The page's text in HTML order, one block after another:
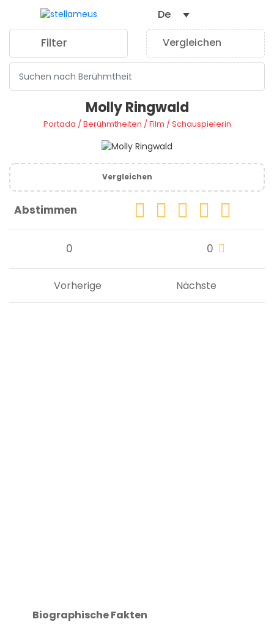
Filter Vergleichen
De
Molly Ringwald
Portada /Berühmtheiten /Film /Schauspielerin
Vergleichen
Abstimmen
0 0
Nächste
Vorherige
Biographische Fakten